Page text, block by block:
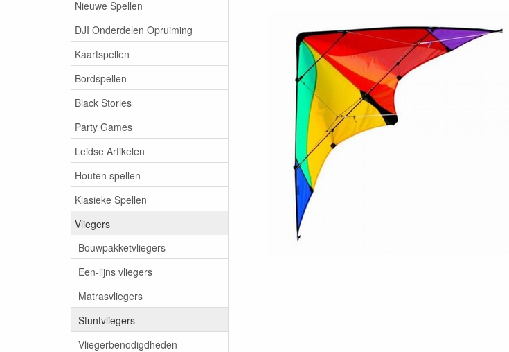
Nieuwe Spellen
DJI Onderdelen Opruiming
Kaartspellen
Bordspellen
Black Stories
Party Games
Leidse Artikelen
Houten spellen
Klasieke Spellen
Vliegers
Bouwpakketvliegers
Een-lijns vliegers
Matrasvliegers
Stuntvliegers
Vliegerbenodigdheden